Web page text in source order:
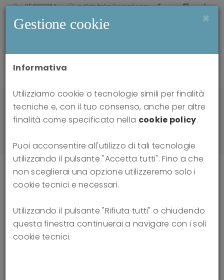
0521238114 pdlabitalia@gmail.com
news
Transference-focused psychotherapy as an aid
qualitative analysis of UK psychiatry trainees' views
Transference-focused
psychotherapy as an aid to learning
psychodynamic psychotherapy:
Gestione cookie ×
Informativa
Utilizziamo cookie o tecnologie simili per finalità
tecniche e, con il tuo consenso, anche per altre
finalità come specificato nella cookie policy.
Puoi acconsentire all'utilizzo di tali tecnologie
utilizzando il pulsante "Accetta tutti". Fino a che
non sceglierai una opzione utilizzeremo solo i
cookie tecnici e necessari.
Utilizzando il pulsante "Rifiuta tutti" o chiudendo
questa finestra continuerai a navigare con i soli
cookie tecnici.